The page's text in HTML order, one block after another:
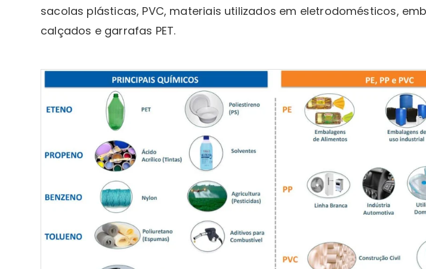
sacolas plásticas, PVC, materiais utilizados em eletrodomésticos,
calçados e garrafas PET.